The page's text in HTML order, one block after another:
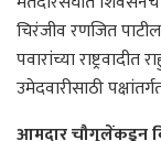
चिरंजीव रणजित
पवारांच्या
उमेदवारीसाठी
आमदार चौगुलेंकडून